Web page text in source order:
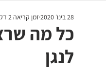
כל מה
לנגן
28 בינו׳ 2020 זמן קריאה 2 דקות